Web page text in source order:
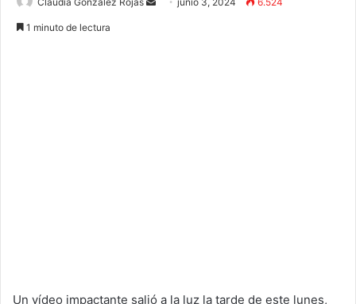
1 minuto de lectura
Un vídeo impactante salió a la luz la tarde de este lunes,